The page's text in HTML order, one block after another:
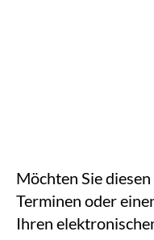
Möchten Sie
Terminen oder
Ihren